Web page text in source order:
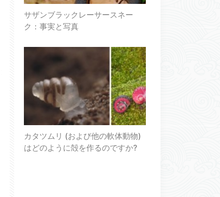
サザンブラックレーサースネー
ク：事実と写真
カタツムリ (および他の軟体動物)
はどのように殻を作るのですか?